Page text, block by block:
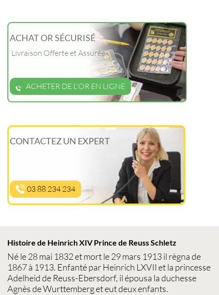
ACHAT OR SÉCURISÉ
Livraison Offerte et Assurée
ACHETER DE L'OR EN LIGNE
CONTACTEZ UN EXPERT
03 88 234 234
Histoire de Heinrich XIV Prince de Reuss Schletz
Né le 28 mai 1832 et mort le 29 mars 1913 il règna de
1867 à 1913. Enfanté par Heinrich LXVII et la princesse
Adelheid de Reuss-Ebersdorf, il épousa la duchesse
Agnès de Wurttemberg et eut deux enfants.